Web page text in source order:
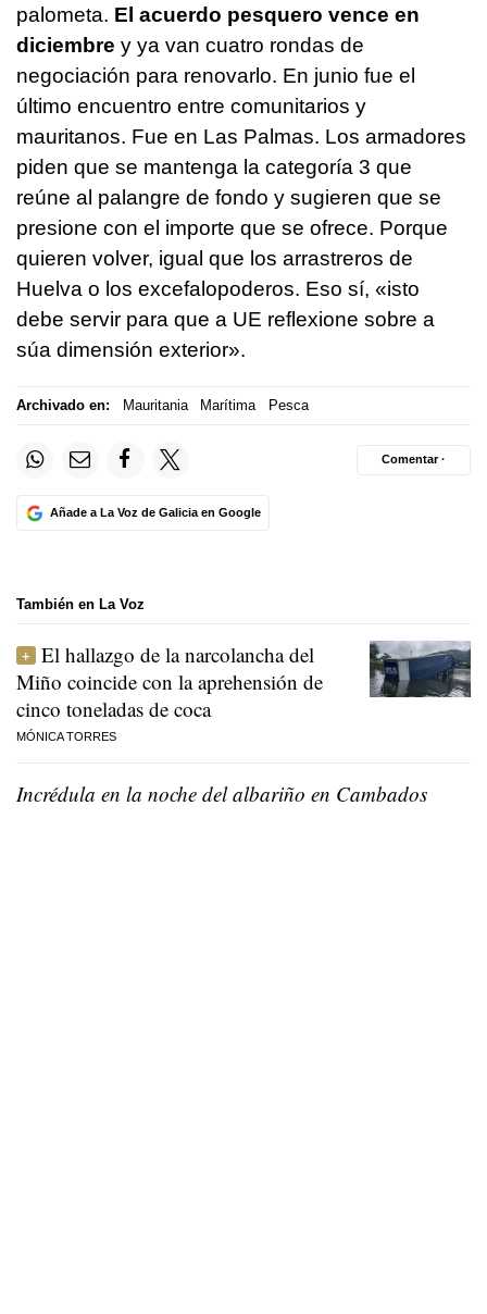
palometa. El acuerdo pesquero vence en
diciembre y ya van cuatro rondas de
negociación para renovarlo. En junio fue el
último encuentro entre comunitarios y
mauritanos. Fue en Las Palmas. Los armadores
piden que se mantenga la categoría 3 que
reúne al palangre de fondo y sugieren que se
presione con el importe que se ofrece. Porque
quieren volver, igual que los arrastreros de
Huelva o los excefalopoderos. Eso sí, «isto
debe servir para que a UE reflexione sobre a
súa dimensión exterior».
Archivado en: Mauritania Marítima Pesca
Añade a La Voz de Galicia en Google
Comentar ·
También en La Voz
El hallazgo de la narcolancha del
Miño coincide con la aprehensión de
cinco toneladas de coca
MÓNICA TORRES
Incrédula en la noche del albariño en Cambados